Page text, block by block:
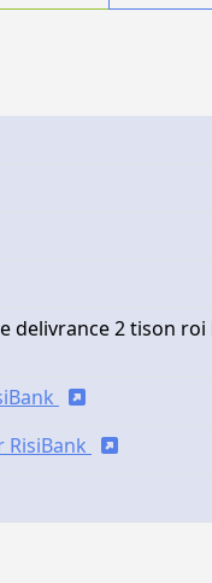
delivrance 2 tison roi